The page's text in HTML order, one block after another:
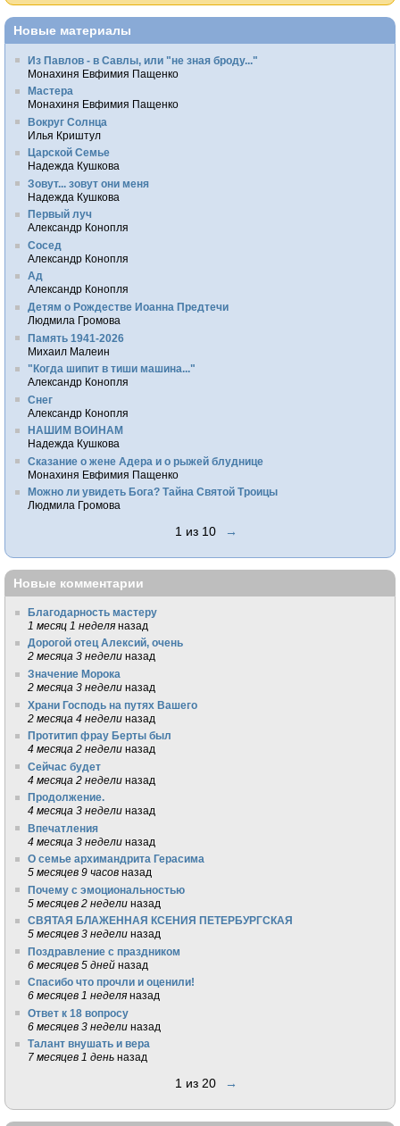
Новые материалы
Из Павлов - в Савлы, или "не зная броду..."
Монахиня Евфимия Пащенко
Мастера
Монахиня Евфимия Пащенко
Вокруг Солнца
Илья Криштул
Царской Семье
Надежда Кушкова
Зовут... зовут они меня
Надежда Кушкова
Первый луч
Александр Конопля
Сосед
Александр Конопля
Ад
Александр Конопля
Детям о Рождестве Иоанна Предтечи
Людмила Громова
Память 1941-2026
Михаил Малеин
"Когда шипит в тиши машина..."
Александр Конопля
Снег
Александр Конопля
НАШИМ ВОИНАМ
Надежда Кушкова
Сказание о жене Адера и о рыжей блуднице
Монахиня Евфимия Пащенко
Можно ли увидеть Бога? Тайна Святой Троицы
Людмила Громова
1 из 10 →
Новые комментарии
Благодарность мастеру
1 месяц 1 неделя назад
Дорогой отец Алексий, очень
2 месяца 3 недели назад
Значение Морока
2 месяца 3 недели назад
Храни Господь на путях Вашего
2 месяца 4 недели назад
Протитип фрау Берты был
4 месяца 2 недели назад
Сейчас будет
4 месяца 2 недели назад
Продолжение.
4 месяца 3 недели назад
Впечатления
4 месяца 3 недели назад
О семье архимандрита Герасима
5 месяцев 9 часов назад
Почему с эмоциональностью
5 месяцев 2 недели назад
СВЯТАЯ БЛАЖЕННАЯ КСЕНИЯ ПЕТЕРБУРГСКАЯ
5 месяцев 3 недели назад
Поздравление с праздником
6 месяцев 5 дней назад
Спасибо что прочли и оценили!
6 месяцев 1 неделя назад
Ответ к 18 вопросу
6 месяцев 3 недели назад
Талант внушать и вера
7 месяцев 1 день назад
1 из 20 →